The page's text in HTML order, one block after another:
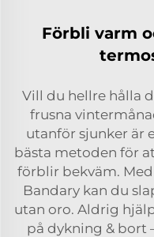
Förbli varm
Vill du hellre hålla
frusna
utanför sjunker är
bästa metoden för
förblir bekväm.
Bandary kan du
utan oro. Aldrig
på dykning & bort